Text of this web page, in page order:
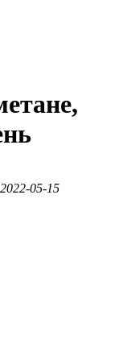
2022-05-15